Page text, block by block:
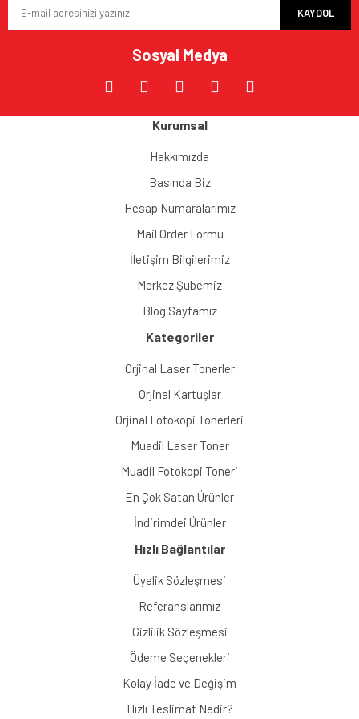
Ürün fiyatı diğer sitelerden daha pahalı.
Gönder
KAYDOL
Sosyal Medya
Kurumsal
Hakkımızda
Basında Biz
Hesap Numaralarımız
Mail Order Formu
İletişim Bilgilerimiz
Merkez Şubemiz
Blog Sayfamız
Kategoriler
Orjinal Laser Tonerler
Orjinal Kartuşlar
Orjinal Fotokopi Tonerleri
Muadil Laser Toner
Muadil Fotokopi Toneri
En Çok Satan Ürünler
İndirimdei Ürünler
Hızlı Bağlantılar
Üyelik Sözleşmesi
Referanslarımız
Gizlilik Sözleşmesi
Ödeme Seçenekleri
Kolay İade ve Değişim
Hızlı Teslimat Nedir?